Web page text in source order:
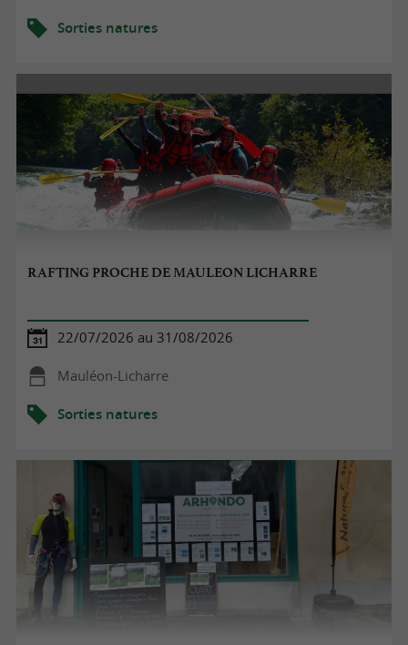
Sorties natures
RAFTING PROCHE DE MAULEON LICHARRE
22/07/2026 au 31/08/2026
Mauléon-Licharre
Sorties natures